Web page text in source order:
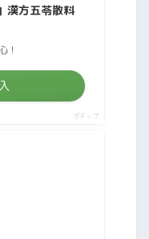
漢方五苓散料
！
ポチップ